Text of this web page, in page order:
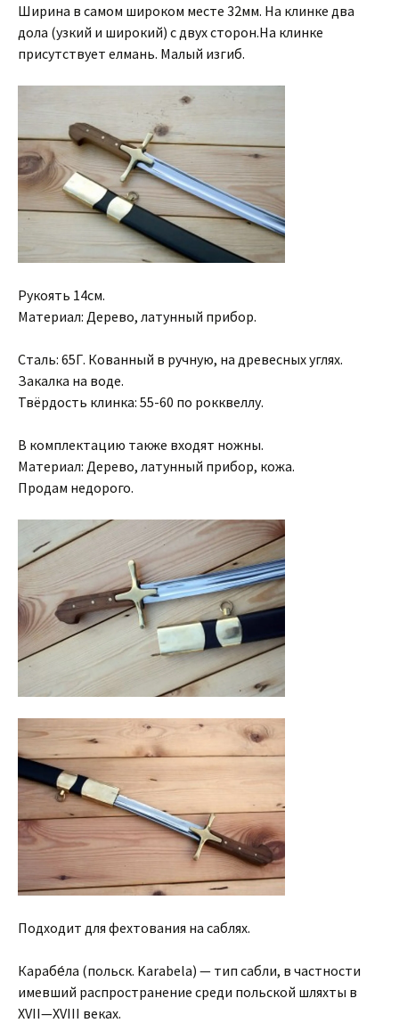
Ширина в самом широком месте 32мм. На клинке два
дола (узкий и широкий) с двух сторон.На клинке
присутствует елмань. Малый изгиб.
Рукоять 14см.
Материал: Дерево, латунный прибор.
Сталь: 65Г. Кованный в ручную, на древесных углях.
Закалка на воде.
Твёрдость клинка: 55-60 по рокквеллу.
В комплектацию также входят ножны.
Материал: Дерево, латунный прибор, кожа.
Продам недорого.
Подходит для фехтования на саблях.
Карабе́ла (польск. Karabela) — тип сабли, в частности
имевший распространение среди польской шляхты в
XVII—XVIII веках.